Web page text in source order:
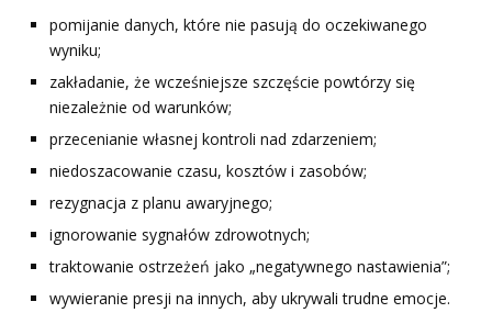
pomijanie danych, które nie pasują do oczekiwanego
wyniku;
zakładanie, że wcześniejsze szczęście powtórzy się
niezależnie od warunków;
przecenianie własnej kontroli nad zdarzeniem;
niedoszacowanie czasu, kosztów i zasobów;
rezygnacja z planu awaryjnego;
ignorowanie sygnałów zdrowotnych;
traktowanie ostrzeżeń jako „negatywnego nastawienia”;
wywieranie presji na innych, aby ukrywali trudne emocje.